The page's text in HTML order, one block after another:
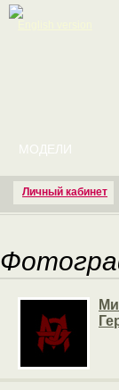
Личный кабинет
МОДЕЛИ